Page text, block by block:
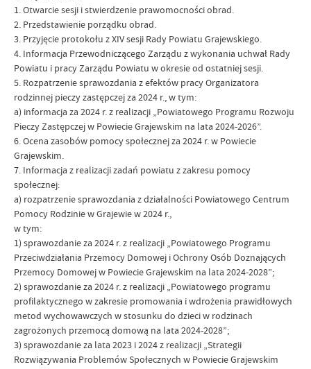
1. Otwarcie sesji i stwierdzenie prawomocności obrad.
2. Przedstawienie porządku obrad.
3. Przyjęcie protokołu z XIV sesji Rady Powiatu Grajewskiego.
4. Informacja Przewodniczącego Zarządu z wykonania uchwał Rady
Powiatu i pracy Zarządu Powiatu w okresie od ostatniej sesji.
5. Rozpatrzenie sprawozdania z efektów pracy Organizatora
rodzinnej pieczy zastępczej za 2024 r., w tym:
a) informacja za 2024 r. z realizacji „Powiatowego Programu Rozwoju
Pieczy Zastępczej w Powiecie Grajewskim na lata 2024-2026”.
6. Ocena zasobów pomocy społecznej za 2024 r. w Powiecie
Grajewskim.
7. Informacja z realizacji zadań powiatu z zakresu pomocy
społecznej:
a) rozpatrzenie sprawozdania z działalności Powiatowego Centrum
Pomocy Rodzinie w Grajewie w 2024 r.,
w tym:
1) sprawozdanie za 2024 r. z realizacji „Powiatowego Programu
Przeciwdziałania Przemocy Domowej i Ochrony Osób Doznających
Przemocy Domowej w Powiecie Grajewskim na lata 2024-2028”;
2) sprawozdanie za 2024 r. z realizacji „Powiatowego programu
profilaktycznego w zakresie promowania i wdrożenia prawidłowych
metod wychowawczych w stosunku do dzieci w rodzinach
zagrożonych przemocą domową na lata 2024-2028”;
3) sprawozdanie za lata 2023 i 2024 z realizacji „Strategii
Rozwiązywania Problemów Społecznych w Powiecie Grajewskim